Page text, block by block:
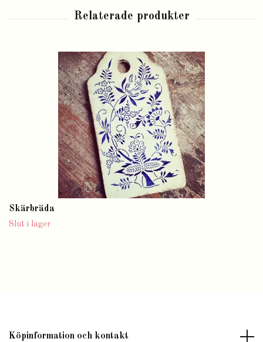
Skärbräda
Slut i lager
Köpinformation och kontakt